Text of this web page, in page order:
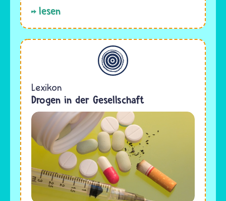
lesen
Allgemein
Lexikon
Drogen in der Gesellschaft